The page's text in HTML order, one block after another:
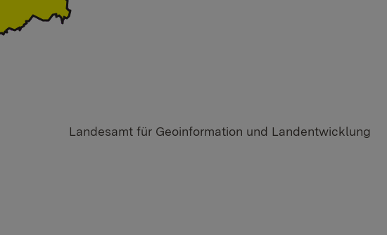
Landesamt für Geoinformation und Landentwicklung